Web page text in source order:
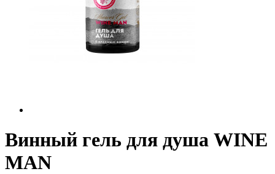
Винный гель для душа WINE
MAN